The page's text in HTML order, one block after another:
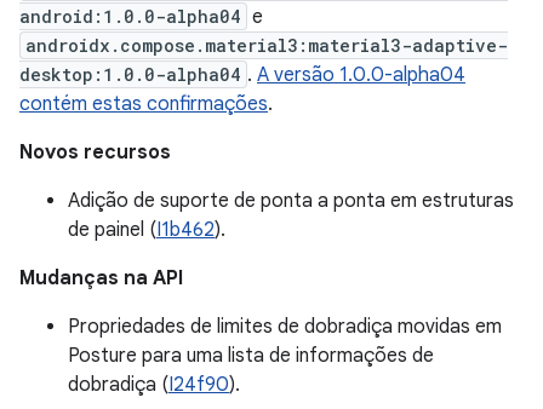
android:1.0.0-alpha04 e
androidx.compose.material3:material3-adaptive-
desktop:1.0.0-alpha04 . A versão 1.0.0-alpha04
contém estas confirmações.
Novos recursos
Adição de suporte de ponta a ponta em estruturas
de painel (I1b462).
Mudanças na API
Propriedades de limites de dobradiça movidas em
Posture para uma lista de informações de
dobradiça (I24f90).